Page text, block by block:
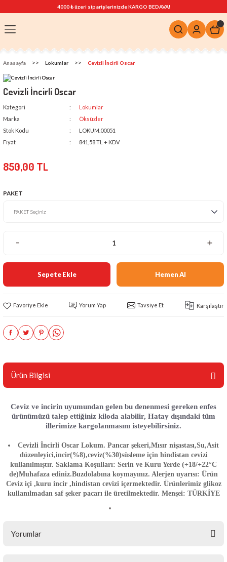
4000 ₺ üzeri siparişlerinizde KARGO BEDAVA!
Anasayfa Lokumlar Cevizli İncirli Oscar
Cevizli İncirli Oscar
Kategori
Lokumlar
Marka
Öksüzler
Stok Kodu
LOKUM.00051
Fiyat
841,58 TL + KDV
850,00 TL
PAKET
Sepete Ekle Hemen Al
Yorum Yap Tavsiye Et Karşılaştır
Ürün Bilgisi
Ceviz ve incirin uyumundan gelen bu denenmesi gereken enfes
ürünümüzü talep ettiğiniz kiloda alabilir, Hatay dışındaki tüm
illerimize kargolanmasını isteyebilirsiniz.
Cevizli İncirli Oscar Lokum. Pancar şekeri,Mısır nişastası,Su,Asit
düzenleyici,incir(%8),ceviz(%30)süsleme için hindistan cevizi
kullanılmıştır. Saklama Koşulları: Serin ve Kuru Yerde (+18/+22°C
de)Muhafaza ediniz.Buzdolabına koymayınız. Alerjen uyarısı: Ürün
Ceviz içi ,kuru incir ,hindistan cevizi içermektedir. Ürünlerimiz glikoz
kullanılmadan saf şeker pacarı ile üretilmektedir. Menşei: TÜRKİYE
Yorumlar